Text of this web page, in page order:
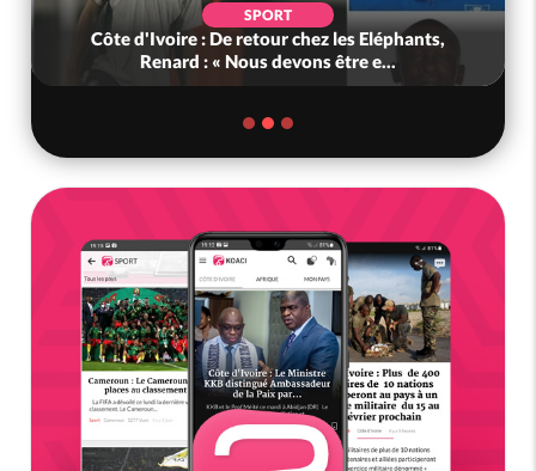
SPORT
Côte d'Ivoire : De retour chez les Eléphants,
Renard : « Nous devons être e...